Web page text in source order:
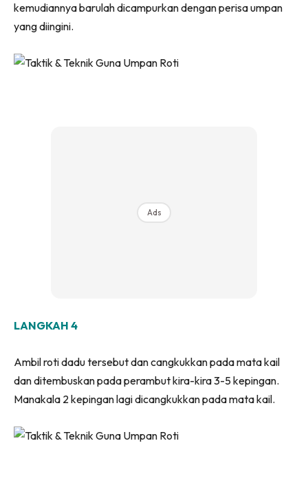
kemudiannya barulah dicampurkan dengan perisa umpan
yang diingini.
Ads
LANGKAH 4
Ambil roti dadu tersebut dan cangkukkan pada mata kail
dan ditembuskan pada perambut kira-kira 3-5 kepingan.
Manakala 2 kepingan lagi dicangkukkan pada mata kail.